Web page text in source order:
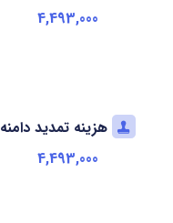
4,493,000
هزینه تمدید دامنه
4,493,000